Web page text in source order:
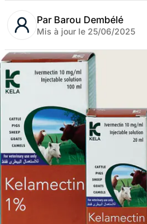
Par Barou Dembélé
Mis à jour le 25/06/2025